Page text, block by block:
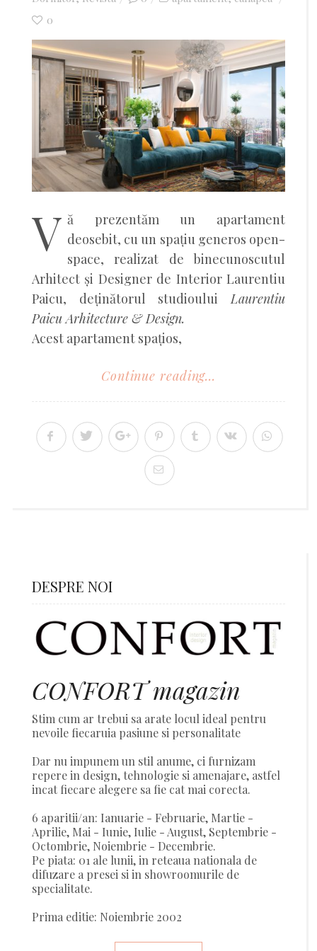
0
V ă prezentăm un apartament
deosebit, cu un spațiu generos open-
space, realizat de binecunoscutul
Arhitect și Designer de Interior Laurentiu
Paicu, deținătorul studiouluiLaurentiu
Paicu Arhitecture & Design.
Acest apartament spațios,
Continue reading...
DESPRE NOI
CONFORT magazin
Stim cum ar trebui sa arate locul ideal pentru
nevoile fiecaruia pasiune si personalitate
Dar nu impunem un stil anume, ci furnizam
repere in design, tehnologie si amenajare, astfel
incat fiecare alegere sa fie cat mai corecta.
6 aparitii/an: Ianuarie - Februarie, Martie -
Aprilie, Mai - Iunie, Iulie - August, Septembrie -
Octombrie, Noiembrie - Decembrie.
Pe piata: 01 ale lunii, in reteaua nationala de
difuzare a presei si in showroomurile de
specialitate.
Prima editie: Noiembrie 2002